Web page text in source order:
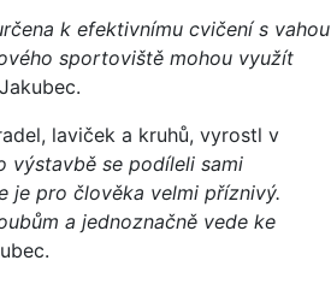
k efektivnímu cvičení s vahou
sportoviště mohou využít
laviček a kruhů, vyrostl v
výstavbě se podíleli sami
je pro člověka velmi příznivý.
a jednoznačně vede ke